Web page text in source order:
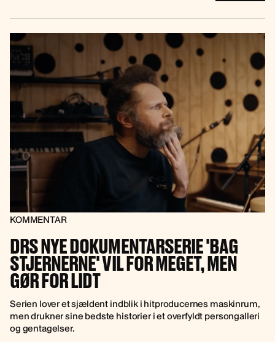
KOMMENTAR
DRS NYE DOKUMENTARSERIE 'BAG
STJERNERNE' VIL FOR MEGET, MEN
GØR FOR LIDT
Serien lover et sjældent indblik i hitproducernes maskinrum,
men drukner sine bedste historier i et overfyldt persongalleri
og gentagelser.